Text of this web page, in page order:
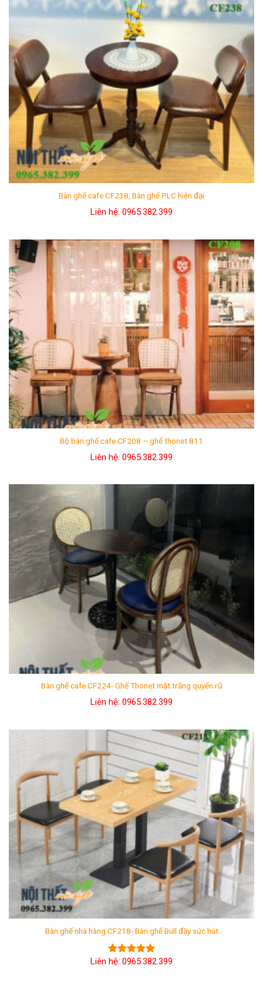
Bàn ghế cafe CF238, Bàn ghế PLC hiện đại
Liên hệ: 0965.382.399
Bộ bàn ghế cafe CF208 – ghế thonet 811
Liên hệ: 0965.382.399
Bàn ghế cafe CF224- Ghế Thonet mặt trăng quyến rũ
Liên hệ: 0965.382.399
Bàn ghế nhà hàng CF218- Bàn ghế Bull đầy sức hút
Được xếp
Liên hệ: 0965.382.399